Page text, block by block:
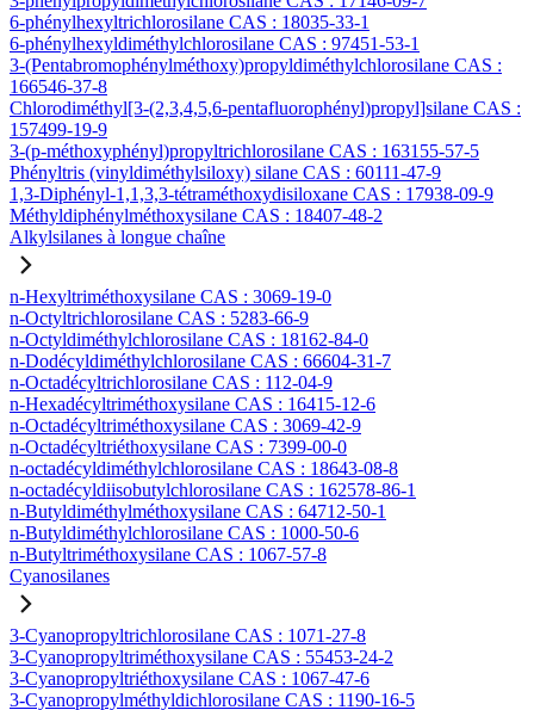
6-phénylhexyltrichlorosilane CAS : 18035-33-1
6-phénylhexyldiméthylchlorosilane CAS : 97451-53-1
3-(Pentabromophénylméthoxy)propyldiméthylchlorosilane CAS :
166546-37-8
Chlorodiméthyl[3-(2,3,4,5,6-pentafluorophényl)propyl]silane CAS :
157499-19-9
3-(p-méthoxyphényl)propyltrichlorosilane CAS : 163155-57-5
Phényltris (vinyldiméthylsiloxy) silane CAS : 60111-47-9
1,3-Diphényl-1,1,3,3-tétraméthoxydisiloxane CAS : 17938-09-9
Méthyldiphénylméthoxysilane CAS : 18407-48-2
Alkylsilanes à longue chaîne
n-Hexyltriméthoxysilane CAS : 3069-19-0
n-Octyltrichlorosilane CAS : 5283-66-9
n-Octyldiméthylchlorosilane CAS : 18162-84-0
n-Dodécyldiméthylchlorosilane CAS : 66604-31-7
n-Octadécyltrichlorosilane CAS : 112-04-9
n-Hexadécyltriméthoxysilane CAS : 16415-12-6
n-Octadécyltriméthoxysilane CAS : 3069-42-9
n-Octadécyltriéthoxysilane CAS : 7399-00-0
n-octadécyldiméthylchlorosilane CAS : 18643-08-8
n-octadécyldiisobutylchlorosilane CAS : 162578-86-1
n-Butyldiméthylméthoxysilane CAS : 64712-50-1
n-Butyldiméthylchlorosilane CAS : 1000-50-6
n-Butyltriméthoxysilane CAS : 1067-57-8
Cyanosilanes
3-Cyanopropyltrichlorosilane CAS : 1071-27-8
3-Cyanopropyltriméthoxysilane CAS : 55453-24-2
3-Cyanopropyltriéthoxysilane CAS : 1067-47-6
3-Cyanopropylméthyldichlorosilane CAS : 1190-16-5